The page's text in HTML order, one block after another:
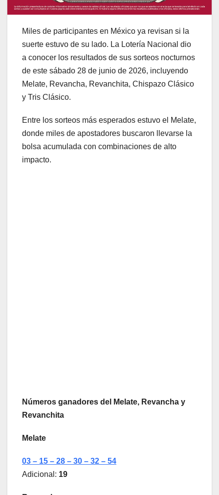
Miles de participantes en México ya revisan si la
suerte estuvo de su lado. La Lotería Nacional dio
a conocer los resultados de sus sorteos nocturnos
de este sábado 28 de junio de 2026, incluyendo
Melate, Revancha, Revanchita, Chispazo Clásico
y Tris Clásico.
Entre los sorteos más esperados estuvo el Melate,
donde miles de apostadores buscaron llevarse la
bolsa acumulada con combinaciones de alto
impacto.
Números ganadores del Melate, Revancha y
Revanchita
Melate
03 – 15 – 28 – 30 – 32 – 54
Adicional: 19